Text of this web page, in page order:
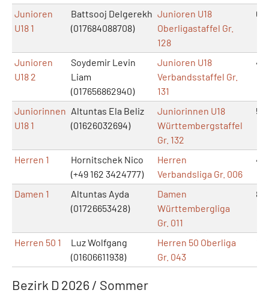
Junioren
U18 1
Battsooj Delgerekh
(017684088708)
Junioren U18
Oberligastaffel Gr.
128
6
Junioren
U18 2
Soydemir Levin
Liam
(017656862940)
Junioren U18
Verbandsstaffel Gr.
131
4
Juniorinnen
U18 1
Altuntas Ela Beliz
(01626032694)
Juniorinnen U18
Württembergstaffel
Gr. 132
5
Herren 1
Hornitschek Nico
(+49 162 3424777)
Herren
Verbandsliga Gr. 006
4
Damen 1
Altuntas Ayda
(01726653428)
Damen
Württembergliga
Gr. 011
8
Herren 50 1
Luz Wolfgang
(01606611938)
Herren 50 Oberliga
Gr. 043
Bezirk D 2026 / Sommer